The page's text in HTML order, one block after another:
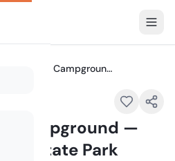
Deschutes River Campground — The Cove Palisades State Park
Campground —
State Park